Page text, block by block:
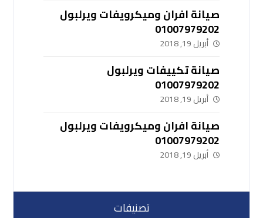
صيانة افران وميكرويفات ويرلبول
01007979202
أبريل 19, 2018
صيانة تكييفات ويرلبول
01007979202
أبريل 19, 2018
صيانة افران وميكرويفات ويرلبول
01007979202
أبريل 19, 2018
تصنيفات